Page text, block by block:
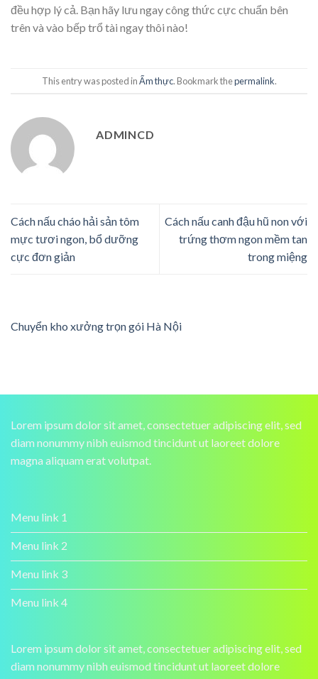
đều hợp lý cả. Bạn hãy lưu ngay công thức cực chuẩn bên
trên và vào bếp trổ tài ngay thôi nào!
This entry was posted inẨm thực. Bookmark thepermalink.
ADMINCD
Cách nấu cháo hải sản tôm
mực tươi ngon, bổ dưỡng
cực đơn giản
Cách nấu canh đậu hũ non với
trứng thơm ngon mềm tan
trong miệng
Chuyển kho xưởng trọn gói Hà Nội
Lorem ipsum dolor sit amet, consectetuer adipiscing elit, sed
diam nonummy nibh euismod tincidunt ut laoreet dolore
magna aliquam erat volutpat.
Menu link 1
Menu link 2
Menu link 3
Menu link 4
Lorem ipsum dolor sit amet, consectetuer adipiscing elit, sed
diam nonummy nibh euismod tincidunt ut laoreet dolore